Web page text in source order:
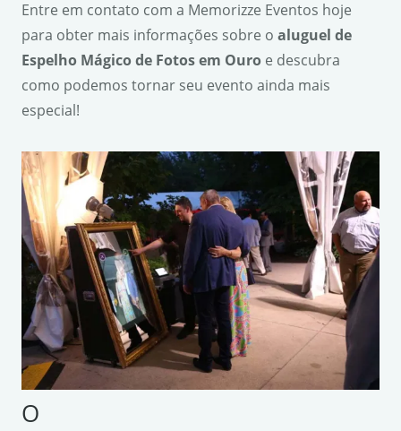
Entre em contato com a Memorizze Eventos hoje
para obter mais informações sobre o aluguel de
Espelho Mágico de Fotos em Ouro e descubra
como podemos tornar seu evento ainda mais
especial!
O